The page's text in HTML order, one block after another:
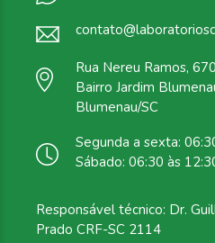
Rua Nereu Ramos, 670
Bairro Jardim
Blumenau/SC
Segunda a sexta:
Sábado: 06:30 às
Responsável técnico: Dr.
Prado CRF-SC 2114